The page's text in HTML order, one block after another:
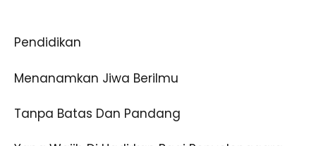
Pendidikan
Menanamkan Jiwa Berilmu
Tanpa Batas Dan Pandang